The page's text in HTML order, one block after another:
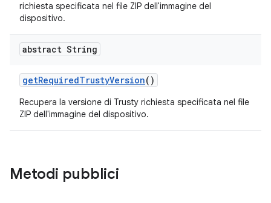
richiesta specificata nel file ZIP dell'immagine del
dispositivo.
abstract String
getRequiredTrustyVersion()
Recupera la versione di Trusty richiesta specificata nel file
ZIP dell'immagine del dispositivo.
Metodi pubblici